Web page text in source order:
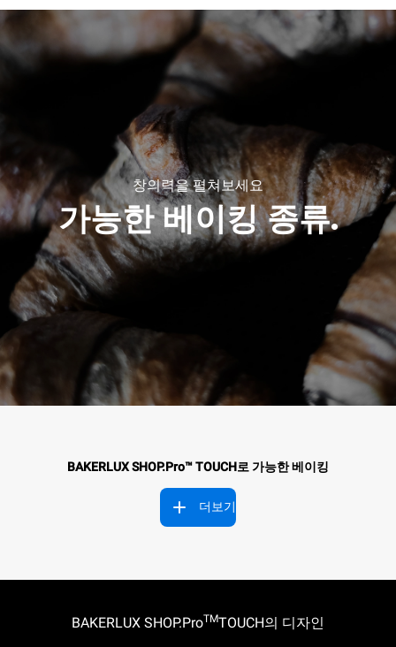
창의력을 펼쳐보세요
가능한 베이킹 종류.
BAKERLUX SHOP.Pro™ TOUCH로 가능한 베이킹
더보기
BAKERLUX SHOP.ProTMTOUCH의 디자인